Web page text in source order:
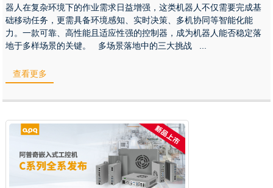
器人在复杂环境下的作业需求日益增强，这类机器人不仅需要完成基
础移动任务，更需具备环境感知、实时决策、多机协同等智能化能
力。一款可靠、高性能且适应性强的控制器，成为机器人能否稳定落
查看更多